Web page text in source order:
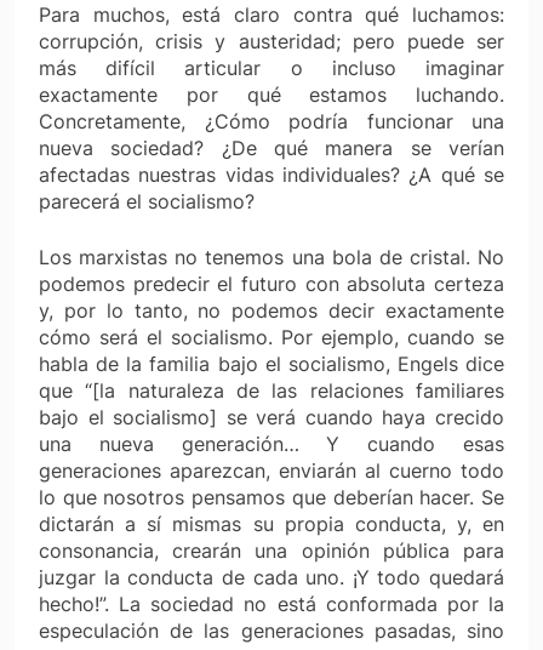
Para muchos, está claro contra qué luchamos:
corrupción, crisis y austeridad; pero puede ser
más difícil articular o incluso imaginar
exactamente por qué estamos luchando.
Concretamente, ¿Cómo podría funcionar una
nueva sociedad? ¿De qué manera se verían
afectadas nuestras vidas individuales? ¿A qué se
parecerá el socialismo?
Los marxistas no tenemos una bola de cristal. No
podemos predecir el futuro con absoluta certeza
y, por lo tanto, no podemos decir exactamente
cómo será el socialismo. Por ejemplo, cuando se
habla de la familia bajo el socialismo, Engels dice
que “[la naturaleza de las relaciones familiares
bajo el socialismo] se verá cuando haya crecido
una nueva generación… Y cuando esas
generaciones aparezcan, enviarán al cuerno todo
lo que nosotros pensamos que deberían hacer. Se
dictarán a sí mismas su propia conducta, y, en
consonancia, crearán una opinión pública para
juzgar la conducta de cada uno. ¡Y todo quedará
hecho!”. La sociedad no está conformada por la
especulación de las generaciones pasadas, sino